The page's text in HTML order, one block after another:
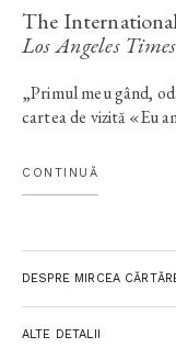
The
Los Angeles Times
„Primul meu gând,
cartea de vizită «Eu
un cititor de rând."
ianuarie 2016)
Ioana Pârvulescu,
decembrie 2015)
CONTINUĂ
DESPRE MIRCEA
ALTE DETALII